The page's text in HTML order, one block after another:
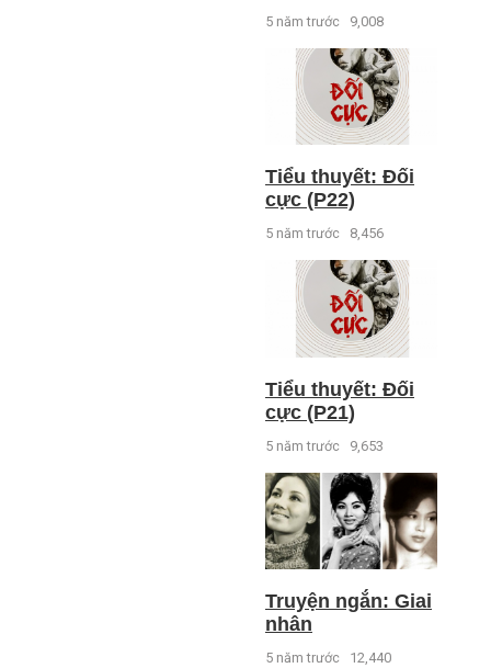
5 năm trước 9,008
Tiểu thuyết: Đối
cực (P22)
5 năm trước 8,456
Tiểu thuyết: Đối
cực (P21)
5 năm trước 9,653
Truyện ngắn: Giai
nhân
5 năm trước 12,440